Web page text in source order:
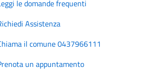
le domande frequenti
Assistenza
il comune 0437966111
un appuntamento